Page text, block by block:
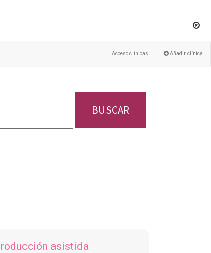
Acceso clínicas Añadir clínica
BUSCAR
asistida